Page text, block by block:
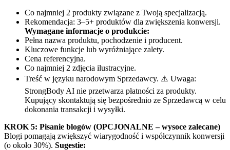
Co najmniej 2 produkty związane z Twoją specjalizacją.
Rekomendacja: 3–5+ produktów dla zwiększenia konwersji.
Wymagane informacje o produkcie:
Pełna nazwa produktu, pochodzenie i producent.
Kluczowe funkcje lub wyróżniające zalety.
Cena referencyjna.
Co najmniej 2 zdjęcia ilustracyjne.
Treść w języku narodowym Sprzedawcy. ⚠️ Uwaga:
StrongBody AI nie przetwarza płatności za produkty.
Kupujący skontaktują się bezpośrednio ze Sprzedawcą w celu
dokonania transakcji i wysyłki.
KROK 5: Pisanie blogów (OPCJONALNE – wysoce zalecane)
Blogi pomagają zwiększyć wiarygodność i współczynnik konwersji
(o około 30%). Sugestie: